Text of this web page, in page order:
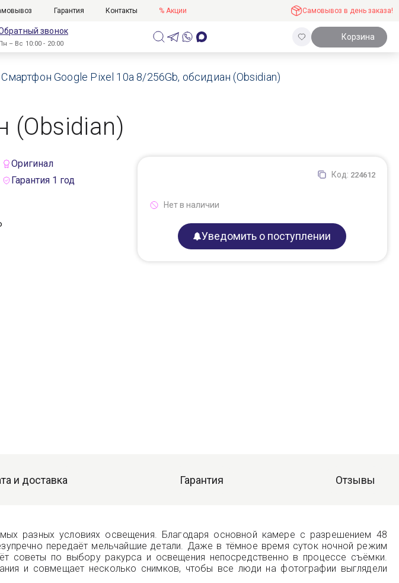
Гарантия Контакты % Акции Самовывоз в день заказа!
звонок
– Вс 10:00 - 20:00
Корзина
Смартфон Google Pixel 10a 8/256Gb, обсидиан (Obsidian)
(Obsidian)
Оригинал
Гарантия 1 год Код: 224612
Нет в наличии
Уведомить о поступлении
и доставка Гарантия Отзывы
разных условиях освещения. Благодаря основной камере с разрешением 48
передаёт мельчайшие детали. Даже в тёмное время суток ночной режим
советы по выбору ракурса и освещения непосредственно в процессе съёмки.
и совмещает несколько снимков, чтобы все люди на фотографии выглядели